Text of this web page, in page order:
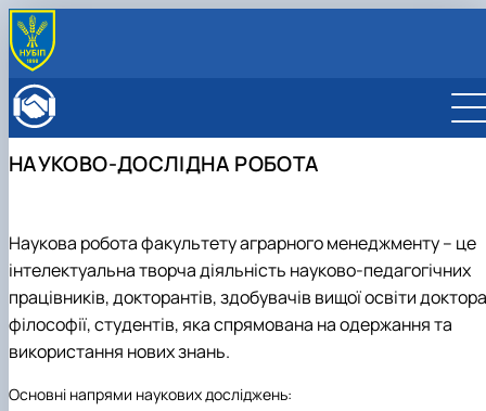
ОСВІТНЯ ДІЯЛЬНІСТЬ
Бакалаврат
Підготовка аспірантів
Науково-дослідна робота
Практичне навчання
Виховна та спортивна робота
Сенат студентської організації факультету
Стипендія
ВСТУПНИКУ
Магістр
Доктор філософії (PhD)
Міжнародні програми з можливістю отримання
подвійних дипломів (Double Degree Pr…
Англомовна магістратура/ English speaking MSc
Program in Management
РАДА РОБОТОДАВЦІВ
НАУКОВО-ДОСЛІДНА РОБОТА
Наукова робота факультету аграрного менеджменту – це
інтелектуальна творча діяльність науково-педагогічних
працівників, докторантів, здобувачів вищої освіти доктора
філософії, студентів, яка спрямована на одержання та
використання нових знань.
Основні напрями наукових досліджень: